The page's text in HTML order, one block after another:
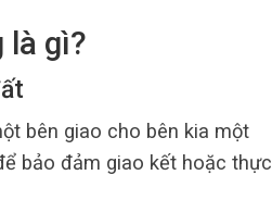
là gì?
bên giao cho bên kia một
bảo đảm giao kết hoặc thực